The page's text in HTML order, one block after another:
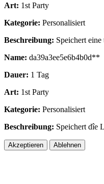
Art: 1st Party
Kategorie: Personalisiert
Beschreibung: Speichert
Name: da39a3ee5e6b4b0d**
Dauer: 1 Tag
Art: 1st Party
Kategorie: Personalisiert
Beschreibung: Speichert dîe
Akzeptieren Ablehnen